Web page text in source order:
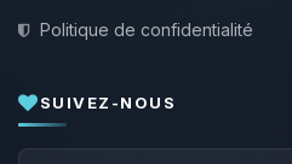
Politique de confidentialité
SUIVEZ-NOUS